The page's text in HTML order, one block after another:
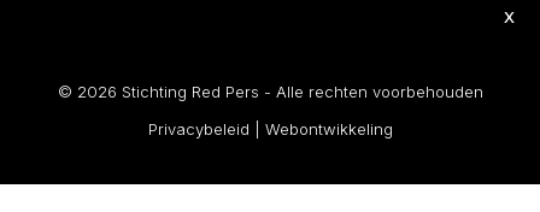
X
© 2026 Stichting Red Pers - Alle rechten voorbehouden
Privacybeleid
Webontwikkeling